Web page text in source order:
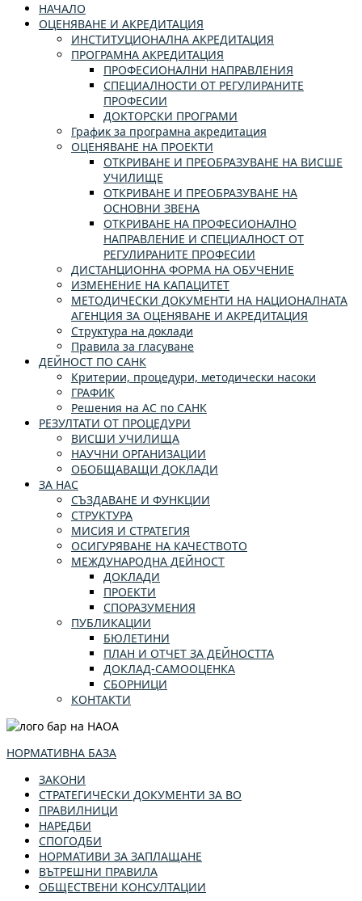
НАЧАЛО
ОЦЕНЯВАНЕ И АКРЕДИТАЦИЯ
ИНСТИТУЦИОНАЛНА АКРЕДИТАЦИЯ
ПРОГРАМНА АКРЕДИТАЦИЯ
ПРОФЕСИОНАЛНИ НАПРАВЛЕНИЯ
СПЕЦИАЛНОСТИ ОТ РЕГУЛИРАНИТЕ
ПРОФЕСИИ
ДОКТОРСКИ ПРОГРАМИ
График за програмна акредитация
ОЦЕНЯВАНЕ НА ПРОЕКТИ
ОТКРИВАНЕ И ПРЕОБРАЗУВАНЕ НА ВИСШЕ
УЧИЛИЩЕ
ОТКРИВАНЕ И ПРЕОБРАЗУВАНЕ НА
ОСНОВНИ ЗВЕНА
ОТКРИВАНЕ НА ПРОФЕСИОНАЛНО
НАПРАВЛЕНИЕ И СПЕЦИАЛНОСТ ОТ
РЕГУЛИРАНИТЕ ПРОФЕСИИ
ДИСТАНЦИОННА ФОРМА НА ОБУЧЕНИЕ
ИЗМЕНЕНИЕ НА КАПАЦИТЕТ
МЕТОДИЧЕСКИ ДОКУМЕНТИ НА НАЦИОНАЛНАТА
АГЕНЦИЯ ЗА ОЦЕНЯВАНЕ И АКРЕДИТАЦИЯ
Структура на доклади
Правила за гласуване
ДЕЙНОСТ ПО САНК
Критерии, процедури, методически насоки
ГРАФИК
Решения на АС по САНК
РЕЗУЛТАТИ ОТ ПРОЦЕДУРИ
ВИСШИ УЧИЛИЩА
НАУЧНИ ОРГАНИЗАЦИИ
ОБОБЩАВАЩИ ДОКЛАДИ
ЗА НАС
СЪЗДАВАНЕ И ФУНКЦИИ
СТРУКТУРА
МИСИЯ И СТРАТЕГИЯ
ОСИГУРЯВАНЕ НА КАЧЕСТВОТО
МЕЖДУНАРОДНА ДЕЙНОСТ
ДОКЛАДИ
ПРОЕКТИ
СПОРАЗУМЕНИЯ
ПУБЛИКАЦИИ
БЮЛЕТИНИ
ПЛАН И ОТЧЕТ ЗА ДЕЙНОСТТА
ДОКЛАД-САМООЦЕНКА
СБОРНИЦИ
КОНТАКТИ
НОРМАТИВНА БАЗА
ЗАКОНИ
СТРАТЕГИЧЕСКИ ДОКУМЕНТИ ЗА ВО
ПРАВИЛНИЦИ
НАРЕДБИ
СПОГОДБИ
НОРМАТИВИ ЗА ЗАПЛАЩАНЕ
ВЪТРЕШНИ ПРАВИЛА
ОБЩЕСТВЕНИ КОНСУЛТАЦИИ